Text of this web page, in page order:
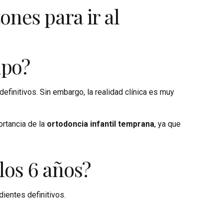
para ir al
Sin embargo, la realidad clínica es muy
de la ortodoncia infantil temprana, ya que
6 años?
definitivos.